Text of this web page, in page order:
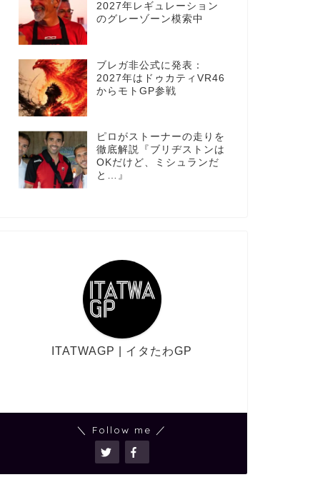
2027年レギュレーション
のグレーゾーン模索中
ブレガ非公式に発表：
2027年はドゥカティVR46
からモトGP参戦
ピロがストーナーの走りを
徹底解説『ブリヂストンは
OKだけど、ミシュランだ
と…』
ITATWAGP | イタたわGP
＼ Follow me ／